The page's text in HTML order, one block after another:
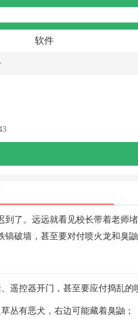
软件
到了。远远就看见校长带着老师
破墙，甚至要对付喷火龙和臭
遥控器开门，甚至要应付捣乱的
丛有恶犬，右边可能藏着臭鼬；